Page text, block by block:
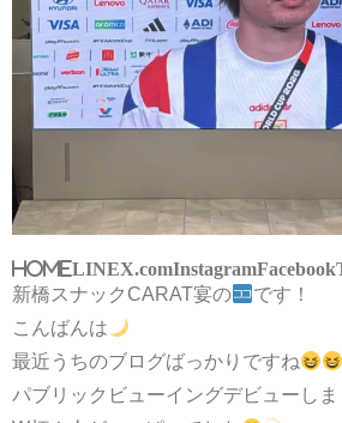
HOMELINEX.comInstagramFacebook
新橋スナックCARAT宴の
です！
こんばんは
最近うちのブログばっかりですね
パブリックビューイングデビューしま